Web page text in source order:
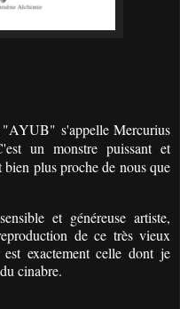
s'appelle Mercurius
un monstre puissant et
plus proche de nous que
et généreuse artiste,
de ce très vieux
exactement celle dont je
cinabre.